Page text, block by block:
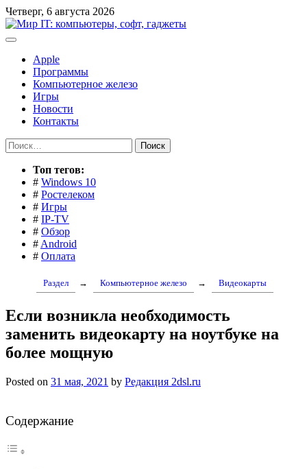
Перейти
к
содержимому
Четверг, 6 августа 2026
Apple
Программы
Компьютерное железо
Игры
Новости
Контакты
Найти:
Toп тегов:
# Windows 10
# Ростелеком
# Игры
# IP-TV
# Обзор
# Android
# Оплата
Раздел → Компьютерное железо → Видеокарты
Если возникла необходимость
заменить видеокарту на ноутбуке на
более мощную
Posted on 31 мая, 2021 by Редакция 2dsl.ru
Содержание